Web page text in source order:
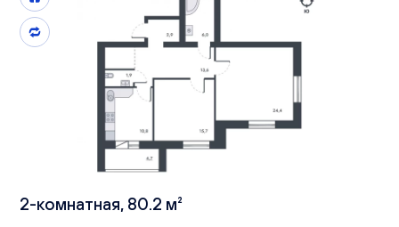
2-комнатная, 80.2 м²